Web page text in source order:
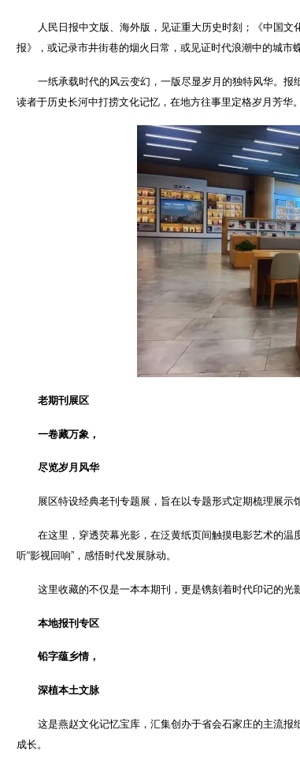
人民日报中文版、海外版，见证重大历史时刻；《中国
报》，或记录市井街巷的烟火日常，或见证时代浪潮中的城市
一纸承载时代的风云变幻，一版尽显岁月的独特风华。
读者于历史长河中打捞文化记忆，在地方往事里定格岁月芳华。
老期刊展区
一卷藏万象，
尽览岁月风华
展区特设经典老刊专题展，旨在以专题形式定期梳理展示
在这里，穿透荧幕光影，在泛黄纸页间触摸电影艺术的温
听“影视回响”，感悟时代发展脉动。
这里收藏的不仅是一本本期刊，更是镌刻着时代印记的光
本地报刊专区
铅字蕴乡情，
深植本土文脉
这是燕赵文化记忆宝库，汇集创办于省会石家庄的主流
成长。